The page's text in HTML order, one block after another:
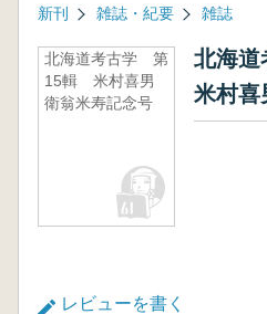
新刊 雑誌・紀要 雑誌
北海道考古学 第
15輯 米村喜男
衛翁米寿記念号
北海
米村喜
レビューを書く